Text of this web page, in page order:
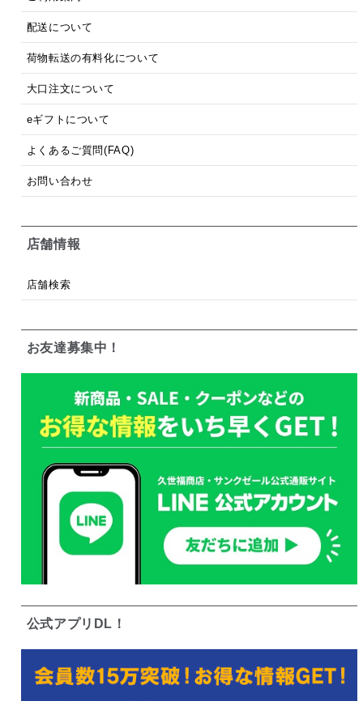
配送について
荷物転送の有料化について
大口注文について
eギフトについて
よくあるご質問(FAQ)
お問い合わせ
店舗情報
店舗検索
お友達募集中！
公式アプリDL！